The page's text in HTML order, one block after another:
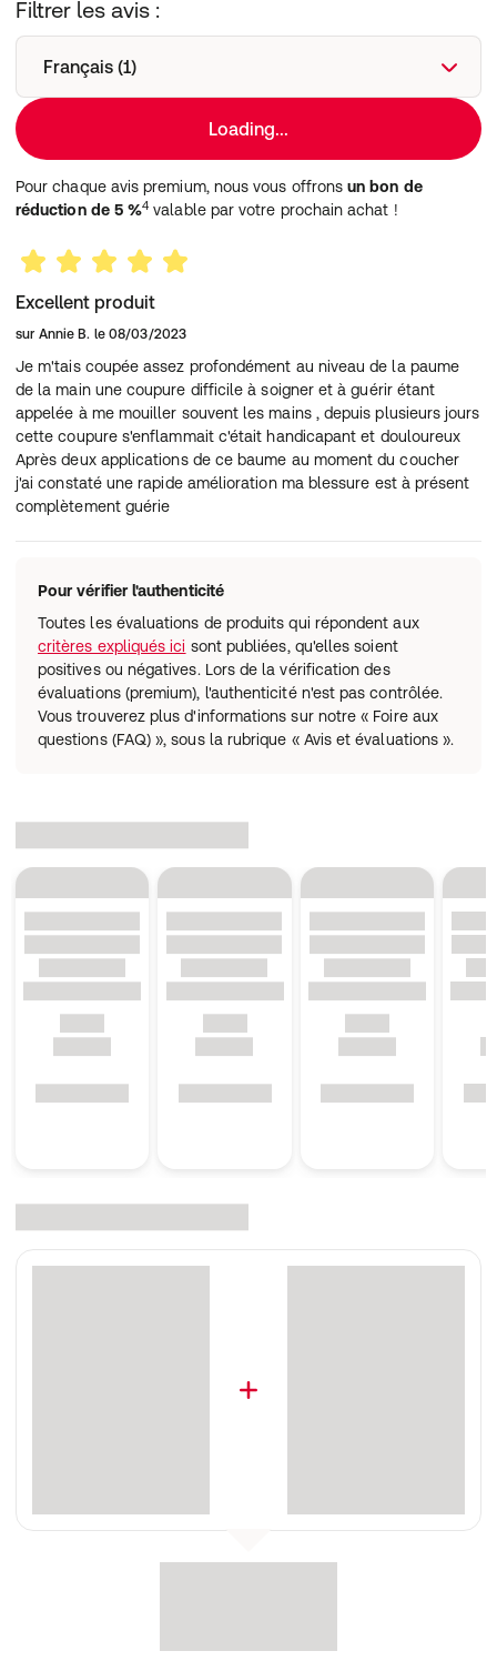
Filtrer les avis :
Français (1)
Loading...
Pour chaque avis premium, nous vous offronsun bon de
réduction de 5 %4 valable par votre prochain achat !
Excellent produit
sur Annie B. le 08/03/2023
Je m'tais coupée assez profondément au niveau de la paume
de la main une coupure difficile à soigner et à guérir étant
appelée à me mouiller souvent les mains , depuis plusieurs jours
cette coupure s'enflammait c'était handicapant et douloureux
Après deux applications de ce baume au moment du coucher
j'ai constaté une rapide amélioration ma blessure est à présent
complètement guérie
Pour vérifier l'authenticité
Toutes les évaluations de produits qui répondent aux
critères expliqués ici sont publiées, qu'elles soient
positives ou négatives. Lors de la vérification des
évaluations (premium), l'authenticité n'est pas contrôlée.
Vous trouverez plus d'informations sur notre « Foire aux
questions (FAQ) », sous la rubrique « Avis et évaluations ».